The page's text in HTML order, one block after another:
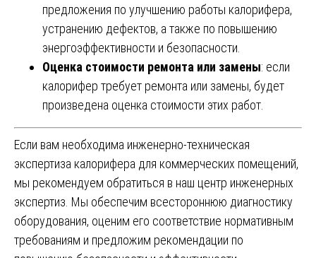
предложения по улучшению работы калорифера,
устранению дефектов, а также по повышению
энергоэффективности и безопасности.
Оценка стоимости ремонта или замены: если
калорифер требует ремонта или замены, будет
произведена оценка стоимости этих работ.
Если вам необходима инженерно-техническая
экспертиза калорифера для коммерческих помещений,
мы рекомендуем обратиться в наш центр инженерных
экспертиз. Мы обеспечим всестороннюю диагностику
оборудования, оценим его соответствие нормативным
требованиям и предложим рекомендации по